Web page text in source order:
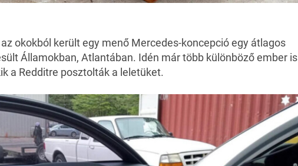
okokból került egy menő Mercedes-koncepció egy átlagos
Államokban, Atlantában. Idén már több különböző ember is
a Redditre posztolták a leletüket.